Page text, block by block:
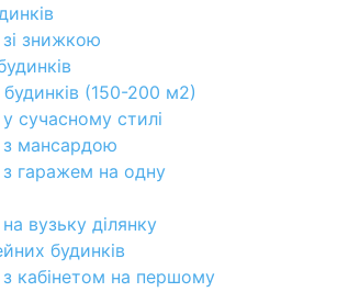
знижкою
(150-200 м2)
сучасному стилі
з мансардою
гаражем на одну
вузьку ділянку
будинків
кабінетом на першому